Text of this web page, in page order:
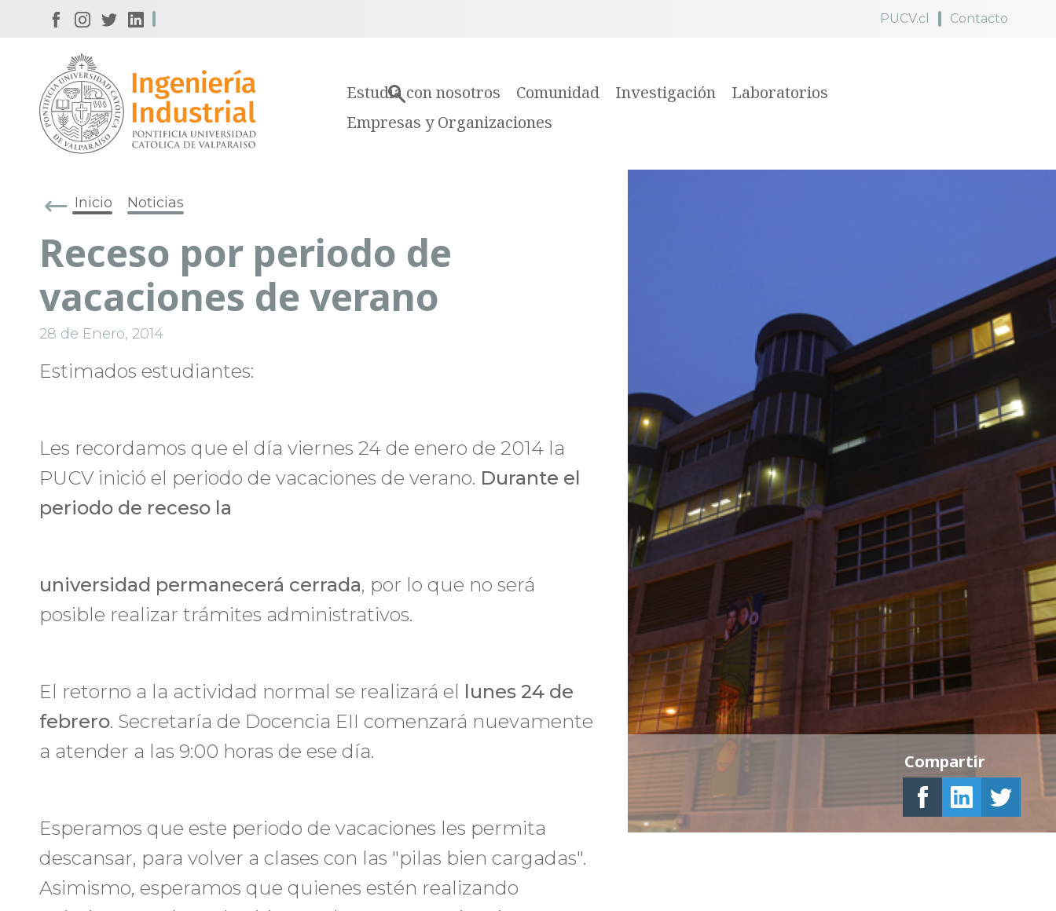
PUCV.cl Contacto
Estudia con nosotros Comunidad Investigación
Laboratorios
Empresas y Organizaciones
Inicio Noticias
Receso por periodo de
vacaciones de verano
28 de Enero, 2014
Estimados estudiantes:
Les recordamos que el día viernes 24 de enero de 2014 la
PUCV inició el periodo de vacaciones de verano. Durante el
periodo de receso la
universidad permanecerá cerrada, por lo que no será
posible realizar trámites administrativos.
El retorno a la actividad normal se realizará el lunes 24 de
febrero. Secretaría de Docencia EII comenzará nuevamente
a atender a las 9:00 horas de ese día.
Esperamos que este periodo de vacaciones les permita
descansar, para volver a clases con las "pilas bien cargadas".
Asimismo, esperamos que quienes estén realizando
Compartir